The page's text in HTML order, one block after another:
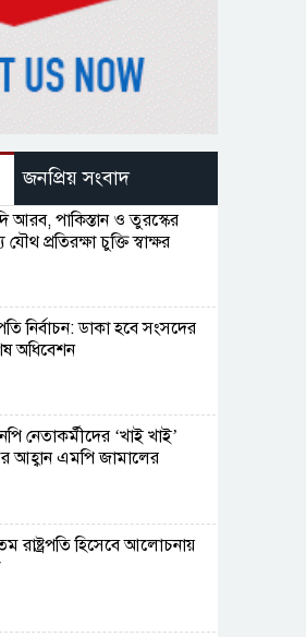
জনপ্রিয় সংবাদ
আরব, পাকিস্তান ও তুরস্কের
যৌথ প্রতিরক্ষা চুক্তি স্বাক্ষর
নির্বাচন: ডাকা হবে সংসদের
অধিবেশন
নেতাকর্মীদের ‘খাই খাই’
আহ্বান এমপি জামালের
রাষ্ট্রপতি হিসেবে আলোচনায়